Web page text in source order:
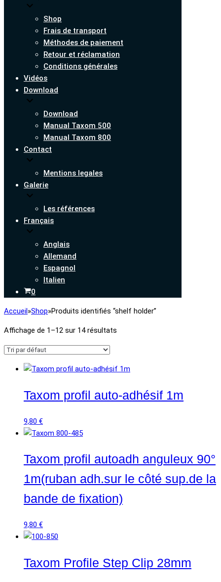
Shop
Frais de transport
Méthodes de paiement
Retour et réclamation
Conditions générales
Vidéos
Download
Download
Manual Taxom 500
Manual Taxom 800
Contact
Mentions legales
Galerie
Les références
Français
Anglais
Allemand
Espagnol
Italien
Panier
0
Accueil»Shop»Produits identifiés “shelf holder”
Affichage de 1–12 sur 14 résultats
Taxom profil auto-adhésif 1m
9,80 €
Taxom profil autoadh anguleux 90°
1m(ruban adh.sur le côté sup.de la
bande de fixation)
9,80 €
Taxom Profile Step Clip 28mm